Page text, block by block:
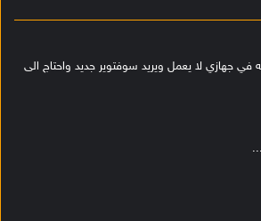
جهازي لا يعمل ويريد سوفتوير جديد واحتاج الى